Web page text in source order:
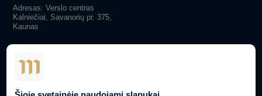
Adresas: Verslo centras
Kalniečiai, Savanorių pr. 375,
Kaunas
Parduodamas NT
Įsipareigojimai